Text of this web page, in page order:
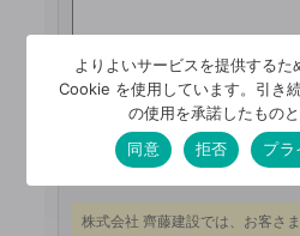
プライバシー
よりよいサービスを提供する
Cookie を使用しています。引き
の使用を承諾したものと
同意
拒否 プラ